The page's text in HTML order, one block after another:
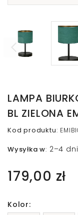
LAMPA
BL ZIELONA
Kod produktu:
Wysyłka w: 2–4
179,00 zł
Kolor: